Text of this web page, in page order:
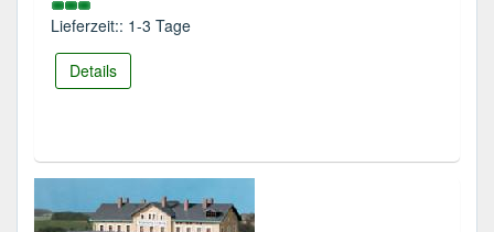
Lieferzeit:: 1-3 Tage
Details